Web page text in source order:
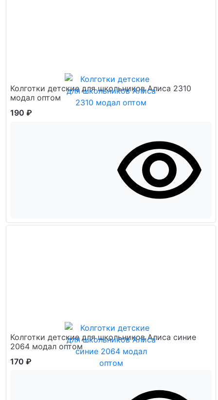
Колготки детские для школьников Алиса 2310
модал оптом
190 ₽
Колготки детские для школьников Алиса синие
2064 модал оптом
170 ₽